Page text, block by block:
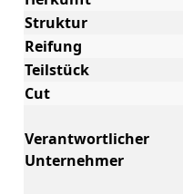
Struktur
Reifung
Teilstück
Cut
Verantwortlicher
Unternehmer